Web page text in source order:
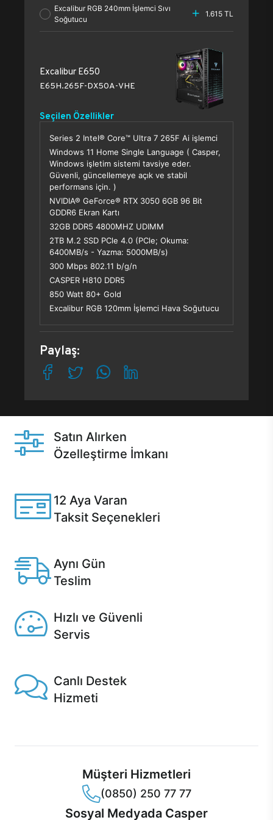
Excalibur RGB 240mm İşlemci Sıvı
Soğutucu
1.615 TL
Excalibur E650
E65H.265F-DX50A-VHE
Seçilen Özellikler
Series 2 Intel® Core™ Ultra 7 265F Ai işlemci
Windows 11 Home Single Language ( Casper,
Windows işletim sistemi tavsiye eder.
Güvenli, güncellemeye açık ve stabil
performans için. )
NVIDIA® GeForce® RTX 3050 6GB 96 Bit
GDDR6 Ekran Kartı
32GB DDR5 4800MHZ UDIMM
2TB M.2 SSD PCle 4.0 (PCle; Okuma:
6400MB/s - Yazma: 5000MB/s)
300 Mbps 802.11 b/g/n
CASPER H810 DDR5
850 Watt 80+ Gold
Excalibur RGB 120mm İşlemci Hava Soğutucu
Paylaş:
Satın Alırken
Özelleştirme İmkanı
12 Aya Varan
Taksit Seçenekleri
Aynı Gün
Teslim
Hızlı ve Güvenli
Servis
Canlı Destek
Hizmeti
Müşteri Hizmetleri
(0850) 250 77 77
Sosyal Medyada Casper